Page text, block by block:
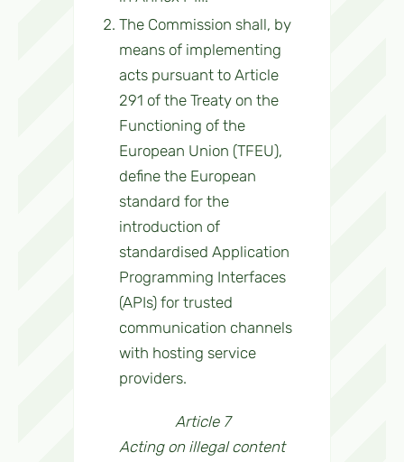
The Commission shall, by
means of implementing
acts pursuant to Article
291 of the Treaty on the
Functioning of the
European Union (TFEU),
define the European
standard for the
introduction of
standardised Application
Programming Interfaces
(APIs) for trusted
communication channels
with hosting service
providers.
Article 7
Acting on illegal content